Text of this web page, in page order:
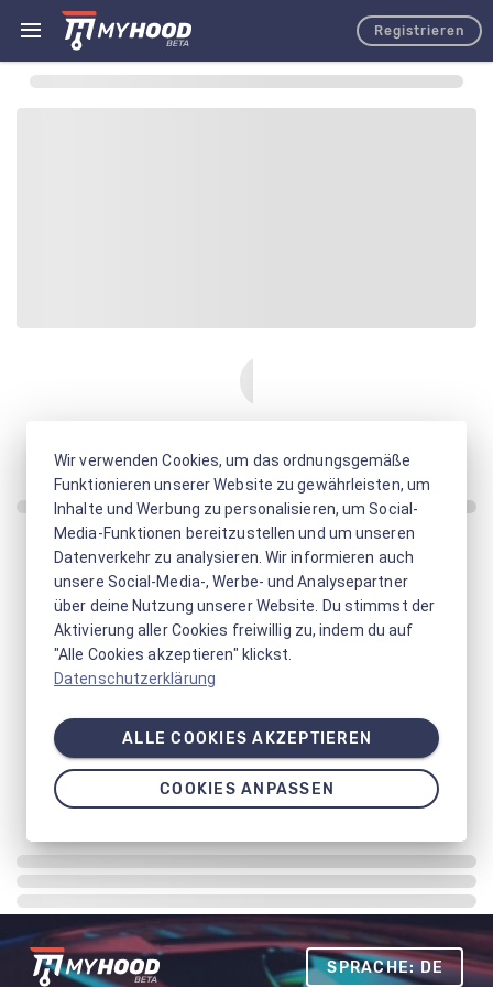
Registrieren
SPRACHE: DE
Wir verwenden Cookies, um das ordnungsgemäße
Funktionieren unserer Website zu gewährleisten, um
Inhalte und Werbung zu personalisieren, um Social-
Media-Funktionen bereitzustellen und um unseren
Datenverkehr zu analysieren. Wir informieren auch
unsere Social-Media-, Werbe- und Analysepartner
über deine Nutzung unserer Website. Du stimmst der
Aktivierung aller Cookies freiwillig zu, indem du auf
"Alle Cookies akzeptieren" klickst.
Datenschutzerklärung
ALLE COOKIES AKZEPTIEREN
COOKIES ANPASSEN